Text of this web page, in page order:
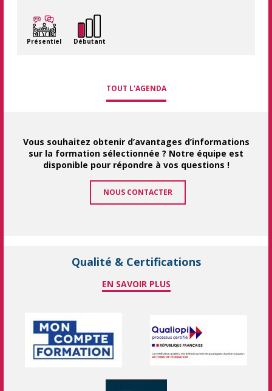
Présentiel Débutant
TOUT L'AGENDA
Vous souhaitez obtenir d’avantages d’informations
sur la formation sélectionnée ? Notre équipe est
disponible pour répondre à vos questions !
NOUS CONTACTER
Qualité & Certifications
EN SAVOIR PLUS